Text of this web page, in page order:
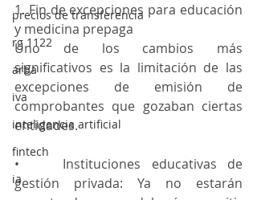
precios de transferencia
rg 1122
arba
iva
inteligencia artificial
fintech
ia
1. Fin de excepciones para educación
y medicina prepaga
Uno de los cambios más
significativos es la limitación de las
excepciones de emisión de
comprobantes que gozaban ciertas
entidades.
•    Instituciones educativas de
gestión privada: Ya no estarán